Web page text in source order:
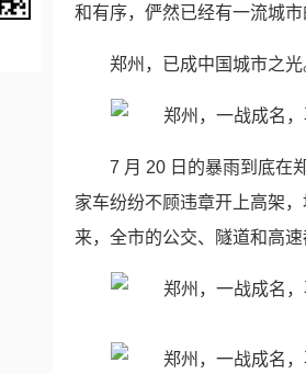
和有序，俨然已经有一流城
郑州，已成中国城市之光
7 月 20 日的暴雨到底在
家车纷纷不顾违章开上高架
来，全市的公交、隧道和高